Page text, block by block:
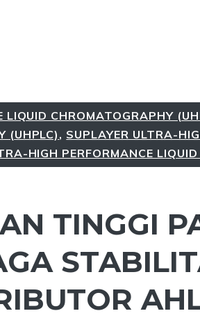
CHROMATOGRAPHY
(UHPLC) , SUPLAYER ULTRA-
HIGH PERFORMANCE
TINGGI